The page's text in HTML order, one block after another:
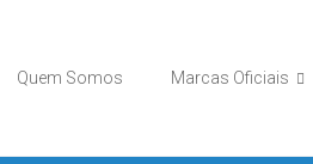
Quem Somos Marcas Oficiais